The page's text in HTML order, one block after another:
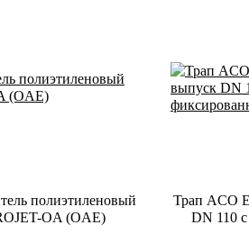
полиэтиленовый
OA (OAE)
Трап ACO
DN 110